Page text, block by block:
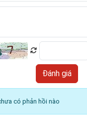
có phản hồi nào